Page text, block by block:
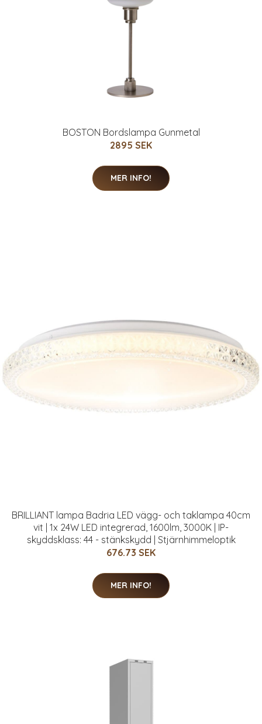
BOSTON Bordslampa Gunmetal
2895 SEK
MER INFO!
BRILLIANT lampa Badria LED vägg- och taklampa 40cm
vit | 1x 24W LED integrerad, 1600lm, 3000K | IP-
skyddsklass: 44 - stänkskydd | Stjärnhimmeloptik
676.73 SEK
MER INFO!